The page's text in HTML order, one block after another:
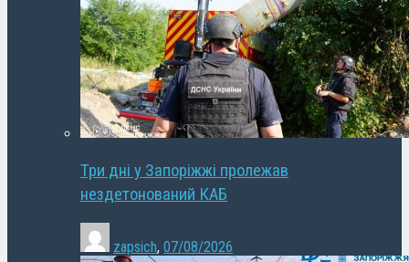
Три дні у Запоріжжі пролежав
нездетонований КАБ
zapsich, 07/08/2026